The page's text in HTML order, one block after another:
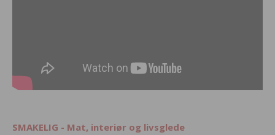
SMAKELIG - Mat, interiør og livsglede